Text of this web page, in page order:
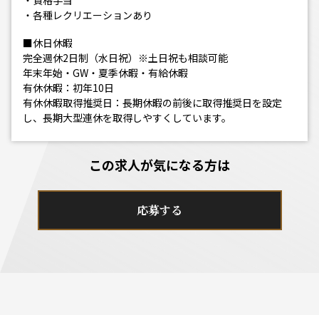
・各種レクリエーションあり
■休日休暇
完全週休2日制（水日祝）※土日祝も相談可能
年末年始・GW・夏季休暇・有給休暇
有休休暇：初年10日
有休休暇取得推奨日：長期休暇の前後に取得推奨日を設定
し、長期大型連休を取得しやすくしています。
この求人が気になる方は
応募する